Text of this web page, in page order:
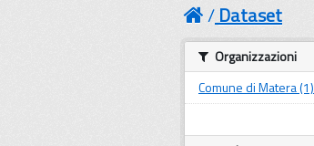
Dataset
Organizzazioni
Comune di Matera (1)